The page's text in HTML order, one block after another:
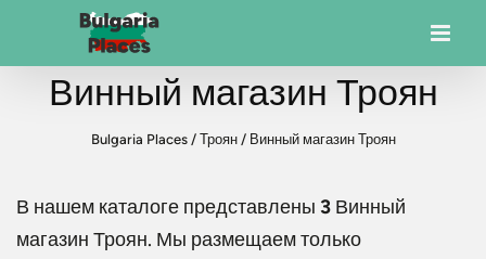
Винный магазин Троян
Bulgaria Places/ Троян/ Винный магазин Троян
В нашем каталоге представлены 3 Винный
магазин Троян. Мы размещаем только